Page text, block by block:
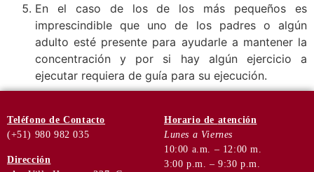
En el caso de los de los más pequeños es
imprescindible que uno de los padres o algún
adulto esté presente para ayudarle a mantener la
concentración y por si hay algún ejercicio a
ejecutar requiera de guía para su ejecución.
Teléfono de Contacto
(+51) 980 982 035
Dirección
Horario de atención
Lunes a Viernes
10:00 a.m. – 12:00 m.
3:00 p.m. – 9:30 p.m.